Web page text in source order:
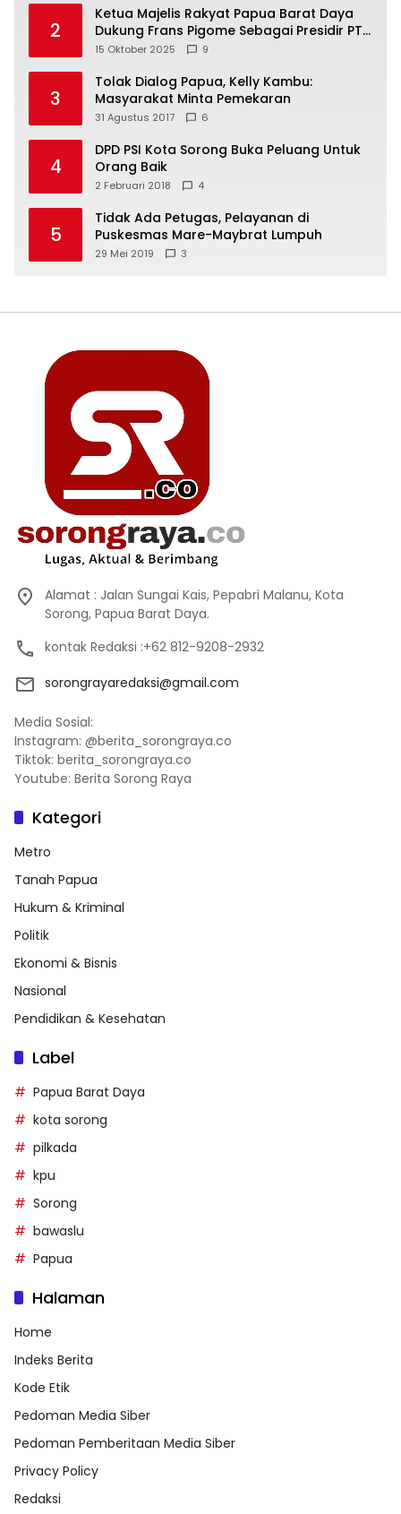
2
Ketua Majelis Rakyat Papua Barat Daya
Dukung Frans Pigome Sebagai Presidir PT
Freeport Indonesia
15 Oktober 2025 9
3
Tolak Dialog Papua, Kelly Kambu:
Masyarakat Minta Pemekaran
31 Agustus 2017 6
4
DPD PSI Kota Sorong Buka Peluang Untuk
Orang Baik
2 Februari 2018 4
5
Tidak Ada Petugas, Pelayanan di
Puskesmas Mare-Maybrat Lumpuh
29 Mei 2019 3
Alamat : Jalan Sungai Kais, Pepabri Malanu, Kota
Sorong, Papua Barat Daya.
kontak Redaksi :+62 812-9208-2932
sorongrayaredaksi@gmail.com
Media Sosial:
Instagram: @berita_sorongraya.co
Tiktok: berita_sorongraya.co
Youtube: Berita Sorong Raya
Kategori
Metro
Tanah Papua
Hukum & Kriminal
Politik
Ekonomi & Bisnis
Nasional
Pendidikan & Kesehatan
Label
Papua Barat Daya
kota sorong
pilkada
kpu
Sorong
bawaslu
Papua
Halaman
Home
Indeks Berita
Kode Etik
Pedoman Media Siber
Pedoman Pemberitaan Media Siber
Privacy Policy
Redaksi